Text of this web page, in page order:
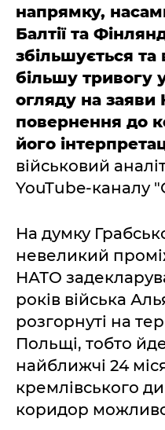
напрямку,
Балтії та
збільшується та
більшу тривогу
огляду на
повернення до
його
військовий
YouTube-каналу
На думку
невеликий
НАТО
років війська
розгорнуті на
Польщі, тобто
найближчі 24
кремлівського
коридор